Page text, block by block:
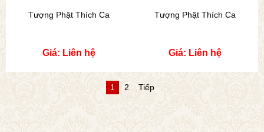
Tượng Phật Thích Ca
Giá: Liên hệ
Tượng Phật Thích Ca
Giá: Liên hệ
1 2 Tiếp